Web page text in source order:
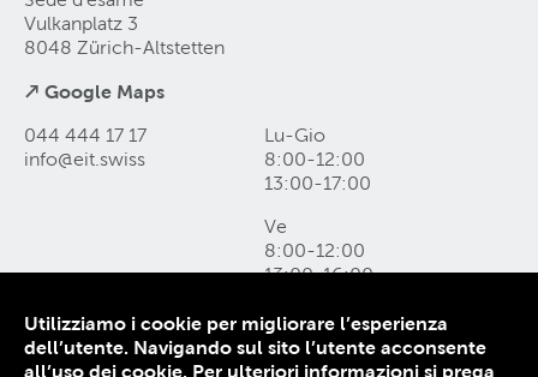
Vulkanplatz 3
8048 Zürich-Altstetten
↗ Google Maps
044 444 17 17
info@eit swiss
Lu-Gio
8:00-12:00
13:00-17:00
Ve
8:00-12:00
13:00-16:00
Come raggiungerci e form di contatto
Protezione dei dati
Utilizziamo i cookie per migliorare l’esperienza
dell’utente. Navigando sul sito l’utente acconsente
all’uso dei cookie. Per ulteriori informazioni si prega